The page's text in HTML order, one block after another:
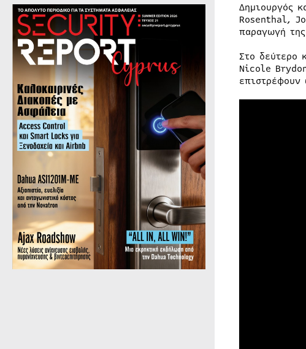
Δημιουργός
Rosenthal,
παραγωγή
Στο δεύτερο
Nicole